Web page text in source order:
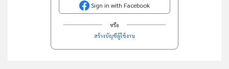
Sign in with Facebook
หรือ
สร้างบัญชีผู้ใช้งาน